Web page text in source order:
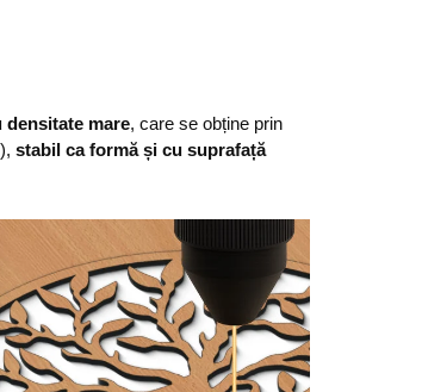
densitate mare, care se obține prin
stabil ca formă și cu suprafață